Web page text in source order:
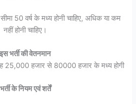
50 वर्ष के मध्य होनी चाहिए, अधिक या कम
नहीं होनी चाहिए।
इस भर्ती की वेतनमान
25,000 हजार से 80000 हजार के मध्य होगी
भर्ती के नियम एवं शर्तें